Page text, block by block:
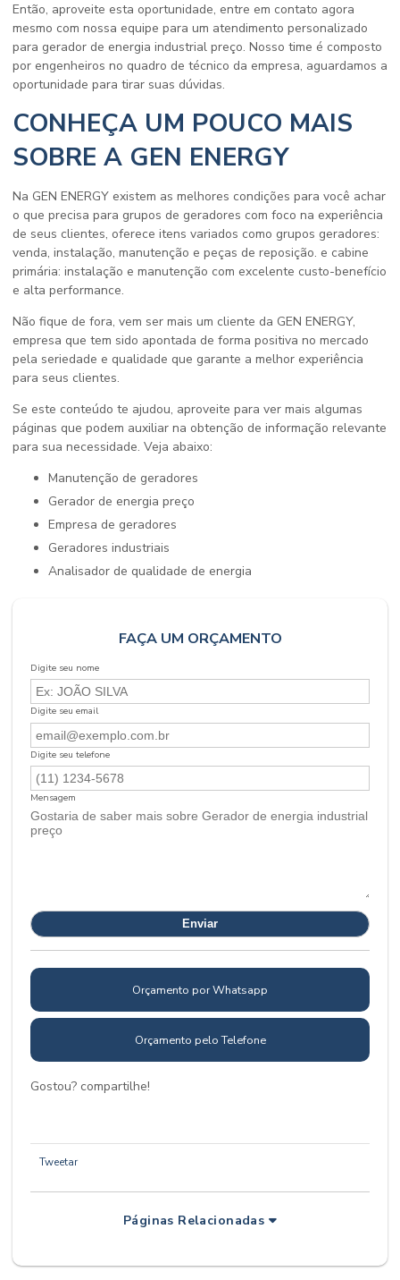
Então, aproveite esta oportunidade, entre em contato agora
mesmo com nossa equipe para um atendimento personalizado
para gerador de energia industrial preço. Nosso time é composto
por engenheiros no quadro de técnico da empresa, aguardamos a
oportunidade para tirar suas dúvidas.
CONHEÇA UM POUCO MAIS
SOBRE A GEN ENERGY
Na GEN ENERGY existem as melhores condições para você achar
o que precisa para grupos de geradores com foco na experiência
de seus clientes, oferece itens variados como grupos geradores:
venda, instalação, manutenção e peças de reposição. e cabine
primária: instalação e manutenção com excelente custo-benefício
e alta performance.
Não fique de fora, vem ser mais um cliente da GEN ENERGY,
empresa que tem sido apontada de forma positiva no mercado
pela seriedade e qualidade que garante a melhor experiência
para seus clientes.
Se este conteúdo te ajudou, aproveite para ver mais algumas
páginas que podem auxiliar na obtenção de informação relevante
para sua necessidade. Veja abaixo:
manutenção de geradores
gerador de energia preço
empresa de geradores
geradores industriais
analisador de qualidade de energia
FAÇA UM ORÇAMENTO
Digite seu nome
Digite seu email
Digite seu telefone
Mensagem
Orçamento por Whatsapp
Orçamento pelo Telefone
Gostou? compartilhe!
Tweetar
Páginas Relacionadas